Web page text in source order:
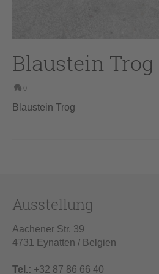
Blaustein Trog
0
Blaustein Trog
Ausstellung
Aachener Str. 39
4731 Eynatten / Belgien
Tel.: +32 87 86 66 40